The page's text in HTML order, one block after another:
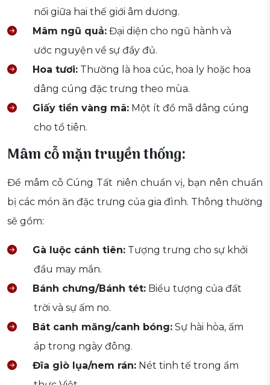
nối giữa hai thế giới âm dương.
Mâm ngũ quả: Đại diện cho ngũ hành và
ước nguyện về sự đầy đủ.
Hoa tươi: Thường là hoa cúc, hoa ly hoặc hoa
dâng cúng đặc trưng theo mùa.
Giấy tiền vàng mã: Một ít đồ mã dâng cúng
cho tổ tiên.
Mâm cỗ mặn truyền thống:
Để mâm cỗ Cúng Tất niên chuẩn vị, bạn nên chuẩn
bị các món ăn đặc trưng của gia đình. Thông thường
sẽ gồm:
Gà luộc cánh tiên: Tượng trưng cho sự khởi
đầu may mắn.
Bánh chưng/Bánh tét: Biểu tượng của đất
trời và sự ấm no.
Bát canh măng/canh bóng: Sự hài hòa, ấm
áp trong ngày đông.
Đĩa giò lụa/nem rán: Nét tinh tế trong ẩm